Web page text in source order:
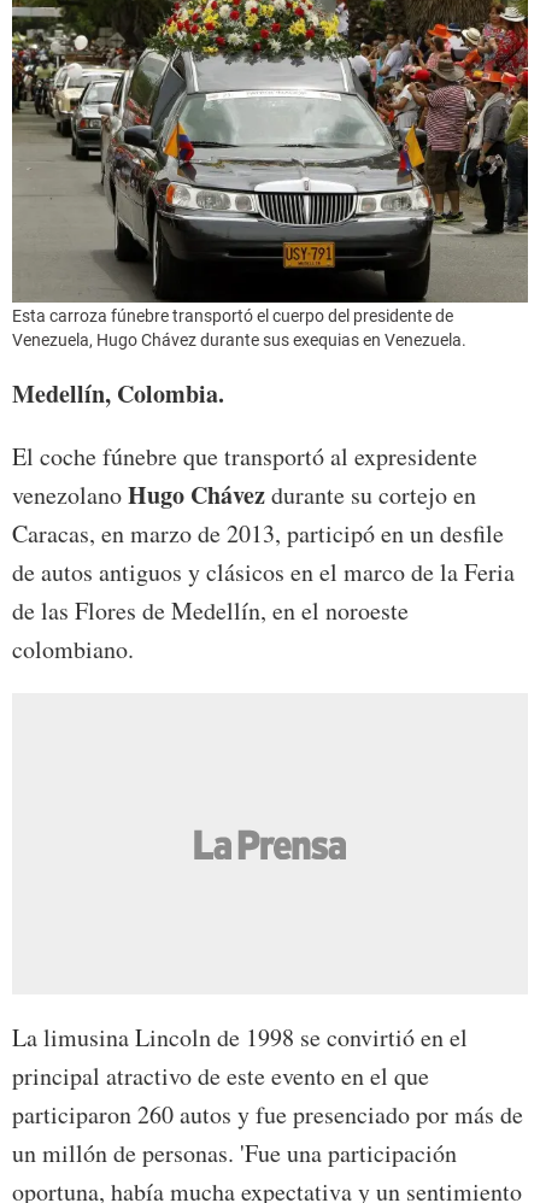
Esta carroza fúnebre transportó el cuerpo del presidente de
Venezuela, Hugo Chávez durante sus exequias en Venezuela.
Medellín, Colombia.
El coche fúnebre que transportó al expresidente
venezolanoHugo Chávezdurante su cortejo en
Caracas, en marzo de 2013, participó en un desfile
de autos antiguos y clásicos en el marco de la Feria
de las Flores de Medellín, en el noroeste
colombiano.
La limusina Lincoln de 1998 se convirtió en el
principal atractivo de este evento en el que
participaron 260 autos y fue presenciado por más de
un millón de personas. 'Fue una participación
oportuna, había mucha expectativa y un sentimiento